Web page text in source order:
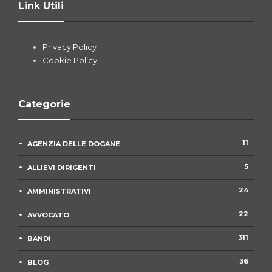
Link Utili
Privacy Policy
Cookie Policy
Categorie
AGENZIA DELLE DOGANE 11
ALLIEVI DIRIGENTI 5
AMMINISTRATIVI 24
AVVOCATO 22
BANDI 311
BLOG 36